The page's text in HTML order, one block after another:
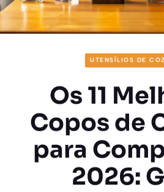
UTENSÍLIOS DE
Os 11
Copos de
para
2026: